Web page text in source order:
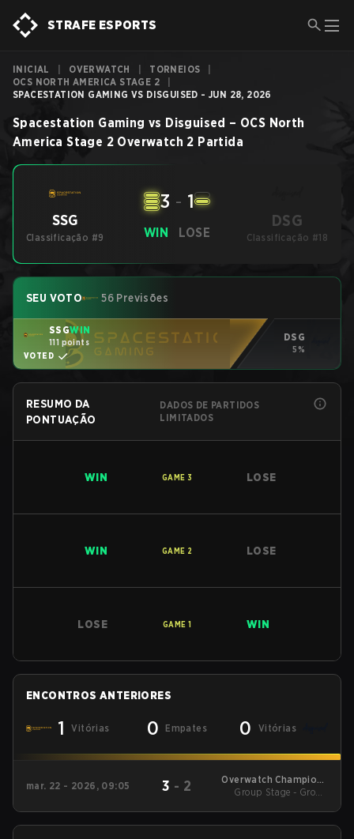
STRAFE ESPORTS
INICIAL OVERWATCH TORNEIOS
OCS NORTH AMERICA STAGE 2
SPACESTATION GAMING VS DISGUISED - JUN 28, 2026
Spacestation Gaming vs Disguised – OCS North
America Stage 2 Overwatch 2 Partida
SSG
Classificação #9 WIN
3 - 1
LOSE
DSG
Classificação #18
SEU VOTO 56 Previsões
SSGWIN
111 points
VOTED
DSG
5%
RESUMO DA
PONTUAÇÃO
DADOS DE PARTIDOS
LIMITADOS
WIN GAME 3 LOSE
WIN GAME 2 LOSE
LOSE GAME 1 WIN
ENCONTROS ANTERIORES
1 Vitórias 0 Empates 0 Vitórias
mar. 22 - 2026, 09:05 3 - 2
Overwatch Champions
Series - North
Group Stage - Group